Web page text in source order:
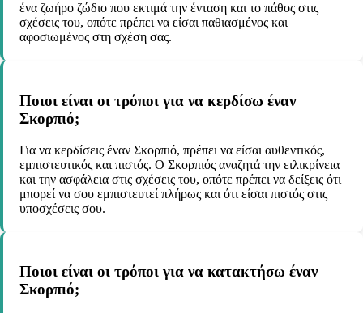
ένα ζωήρο ζώδιο που εκτιμά την ένταση και το πάθος στις
σχέσεις του, οπότε πρέπει να είσαι παθιασμένος και
αφοσιωμένος στη σχέση σας.
Ποιοι είναι οι τρόποι για να κερδίσω έναν
Σκορπιό;
Για να κερδίσεις έναν Σκορπιό, πρέπει να είσαι αυθεντικός,
εμπιστευτικός και πιστός. Ο Σκορπιός αναζητά την ειλικρίνεια
και την ασφάλεια στις σχέσεις του, οπότε πρέπει να δείξεις ότι
μπορεί να σου εμπιστευτεί πλήρως και ότι είσαι πιστός στις
υποσχέσεις σου.
Ποιοι είναι οι τρόποι για να κατακτήσω έναν
Σκορπιό;